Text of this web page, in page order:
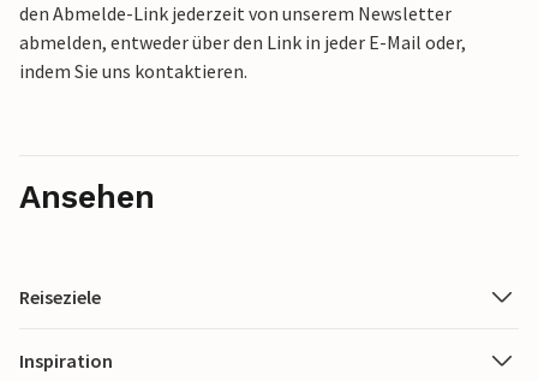
den Abmelde-Link jederzeit von unserem Newsletter
abmelden, entweder über den Link in jeder E-Mail oder,
indem Sie uns kontaktieren.
Ansehen
Reiseziele
Inspiration